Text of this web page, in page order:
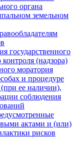
органа
земельном
государственного
(надзора)
моратория
и процедуре
ее наличии),
соблюдения
актами и (или)
рисков